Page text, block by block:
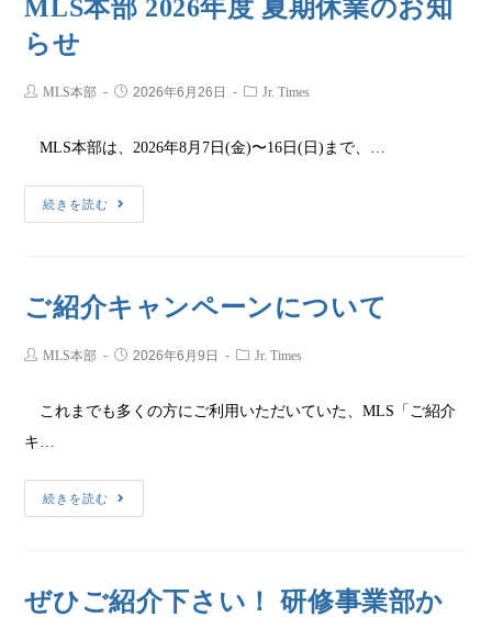
MLS本部 2026年度 夏期休業のお知
らせ
MLS本部 2026年6月26日 Jr. Times
MLS本部は、2026年8月7日(金)〜16日(日)まで、…
続きを読む
ご紹介キャンペーンについて
MLS本部 2026年6月9日 Jr. Times
これまでも多くの方にご利用いただいていた、MLS「ご紹介
キ…
続きを読む
ぜひご紹介下さい！ 研修事業部か